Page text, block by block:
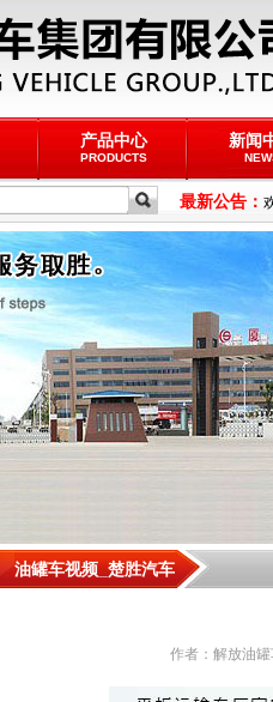
产品中心
PRODUCTS
新闻
最新公告：
油罐车视频_楚胜汽车
作者：解放油